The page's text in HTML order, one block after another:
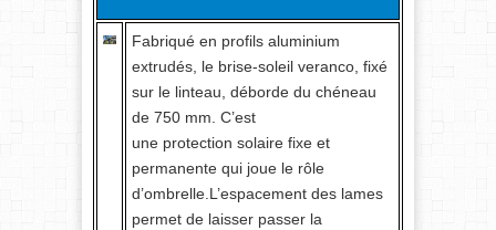
Fabriqué en profils aluminium
extrudés, le brise-soleil veranco, fixé
sur le linteau, déborde du chéneau
de 750 mm. C’est
une protection solaire fixe et
permanente qui joue le rôle
d’ombrelle.L’espacement des lames
permet de laisser passer la